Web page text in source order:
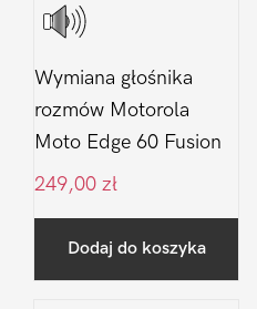
Wymiana głośnika
rozmów Motorola
Moto Edge 60 Fusion
249,00 zł
Dodaj do koszyka